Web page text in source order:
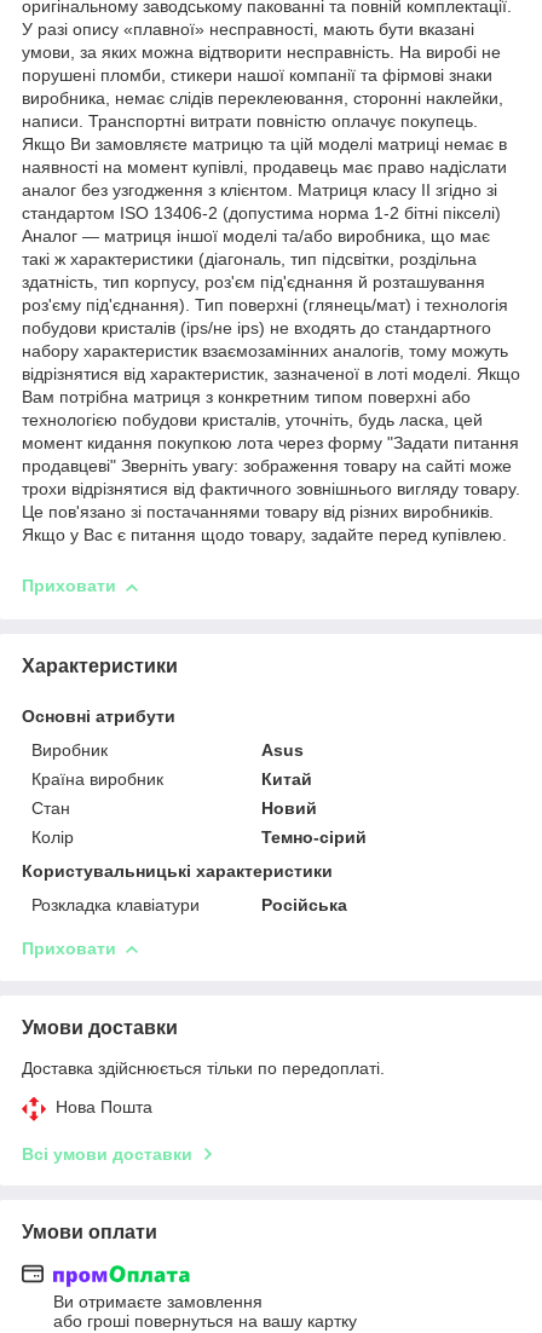
оригінальному заводському пакованні та повній комплектації.
У разі опису «плавної» несправності, мають бути вказані
умови, за яких можна відтворити несправність. На виробі не
порушені пломби, стикери нашої компанії та фірмові знаки
виробника, немає слідів переклеювання, сторонні наклейки,
написи. Транспортні витрати повністю оплачує покупець.
Якщо Ви замовляєте матрицю та цій моделі матриці немає в
наявності на момент купівлі, продавець має право надіслати
аналог без узгодження з клієнтом. Матриця класу II згідно зі
стандартом ISO 13406-2 (допустима норма 1-2 бітні пікселі)
Аналог — матриця іншої моделі та/або виробника, що має
такі ж характеристики (діагональ, тип підсвітки, роздільна
здатність, тип корпусу, роз'єм під'єднання й розташування
роз'єму під'єднання). Тип поверхні (глянець/мат) і технологія
побудови кристалів (ips/не ips) не входять до стандартного
набору характеристик взаємозамінних аналогів, тому можуть
відрізнятися від характеристик, зазначеної в лоті моделі. Якщо
Вам потрібна матриця з конкретним типом поверхні або
технологією побудови кристалів, уточніть, будь ласка, цей
момент кидання покупкою лота через форму "Задати питання
продавцеві" Зверніть увагу: зображення товару на сайті може
трохи відрізнятися від фактичного зовнішнього вигляду товару.
Це пов'язано зі постачаннями товару від різних виробників.
Якщо у Вас є питання щодо товару, задайте перед купівлею.
Приховати
Характеристики
Основні атрибути
Виробник
Asus
Країна виробник
Китай
Стан
Новий
Колір
Темно-сірий
Користувальницькі характеристики
Розкладка клавіатури
Російська
Приховати
Умови доставки
Доставка здійснюється тільки по передоплаті.
Нова Пошта
Всі умови доставки
Умови оплати
Ви отримаєте замовлення
або гроші повернуться на вашу картку